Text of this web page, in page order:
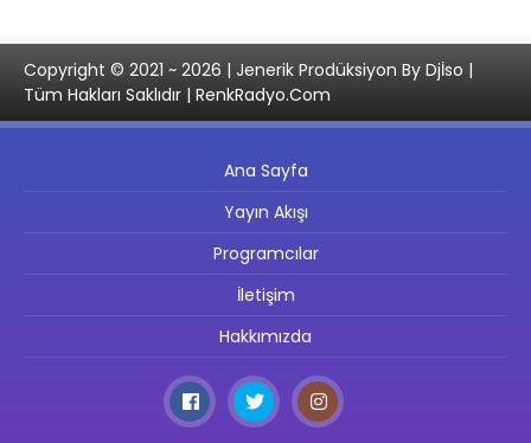
Copyright © 2021 ~ 2026 | Jenerik Prodüksiyon By Djİso |
Tüm Hakları Saklıdır | RenkRadyo.Com
Ana Sayfa
Yayın Akışı
Programcılar
İletişim
Hakkımızda